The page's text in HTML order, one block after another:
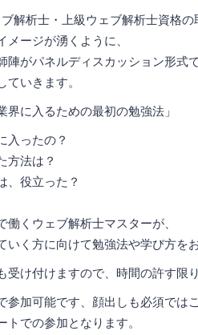
解析士・上級ウェブ解析士資格
ージが湧くように、
陣がパネルディスカッション形式
いきます。
に入るための最初の勉強法」
入ったの？
方法は？
、役立った？
働くウェブ解析士マスターが、
いく方に向けて勉強法や学び方を
受け付けますので、時間の許す限
参加可能です、顔出しも必須で
トでの参加となります。